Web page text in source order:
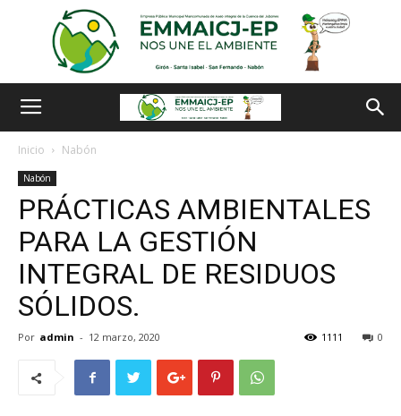
Inicio Nabón
Nabón
PRÁCTICAS AMBIENTALES
PARA LA GESTIÓN
INTEGRAL DE RESIDUOS
SÓLIDOS.
Por admin - 12 marzo, 2020 0
1111